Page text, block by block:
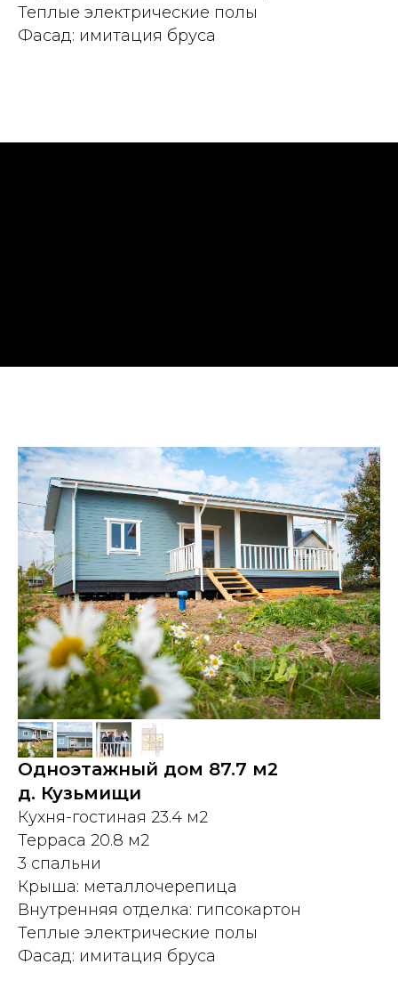
Теплые электрические полы
Фасад: имитация бруса
Одноэтажный дом 87.7 м2
д. Кузьмищи
Кухня-гостиная 23.4 м2
Терраса 20.8 м2
3 спальни
Крыша: металлочерепица
Внутренняя отделка: гипсокартон
Теплые электрические полы
Фасад: имитация бруса